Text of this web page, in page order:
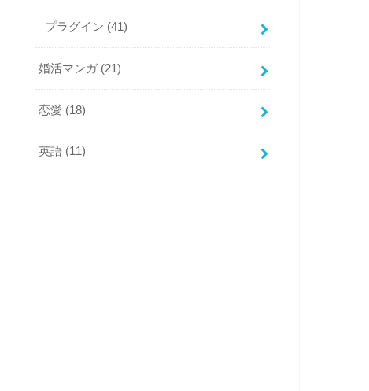
プラグイン (41)
婚活マンガ (21)
恋愛 (18)
英語 (11)